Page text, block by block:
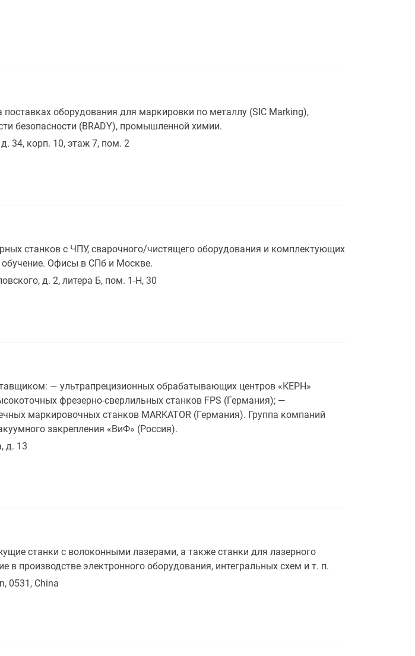
оборудования для маркировки по металлу (SIC Marking),
безопасности (BRADY), промышленной химии.
34, корп. 10, этаж 7, пом. 2
станков с ЧПУ, сварочного/чистящего оборудования и комплектующих
обучение. Офисы в СПб и Москве.
д. 2, литера Б, пом. 1-Н, 30
— ультрапрецизионных обрабатывающих центров «КЕРН»
фрезерно-сверлильных станков FPS (Германия); —
маркировочных станков MARKATOR (Германия). Группа компаний
закрепления «ВиФ» (Россия).
д. 13
станки с волоконными лазерами, а также станки для лазерного
производстве электронного оборудования, интегральных схем и т. п.
0531, China